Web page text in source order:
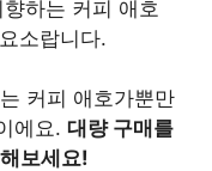
하는 커피 애호
소랍니다.
커피 애호가뿐만
에요. 대량 구매를
보세요!